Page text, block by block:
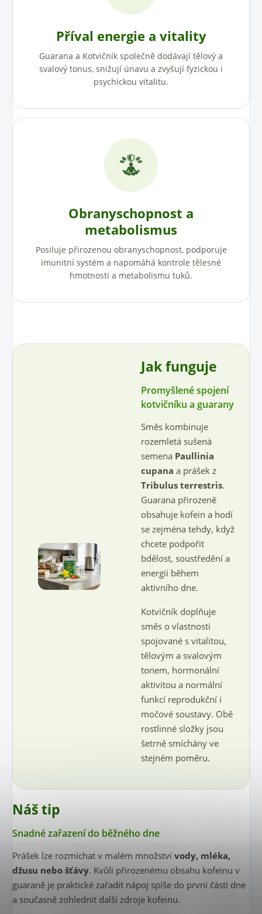
Příval energie a vitality
Guarana a Kotvičník společně dodávají tělový a
svalový tonus, snižují únavu a zvyšují fyzickou i
psychickou vitalitu.
Obranyschopnost a
metabolismus
Posiluje přirozenou obranyschopnost, podporuje
imunitní systém a napomáhá kontrole tělesné
hmotnosti a metabolismu tuků.
Jak funguje
Promyšlené spojení
kotvičníku a guarany
Směs kombinuje
rozemletá sušená
semena Paullinia
cupana a prášek z
Tribulus terrestris.
Guarana přirozeně
obsahuje kofein a hodí
se zejména tehdy, když
chcete podpořit
bdělost, soustředění a
energii během
aktivního dne.
Kotvičník doplňuje
směs o vlastnosti
spojované s vitalitou,
tělovým a svalovým
tonem, hormonální
aktivitou a normální
funkcí reprodukční i
močové soustavy. Obě
rostlinné složky jsou
šetrně smíchány ve
stejném poměru.
Náš tip
Snadné zařazení do běžného dne
Prášek lze rozmíchat v malém množství vody, mléka,
džusu nebo šťávy. Kvůli přirozenému obsahu kofeinu v
guaraně je praktické zařadit nápoj spíše do první části dne
a současně zohlednit další zdroje kofeinu.